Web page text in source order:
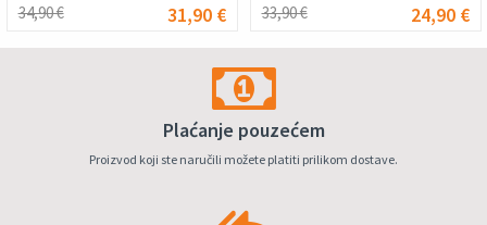
34,90 € 31,90 € 33,90 € 24,90 €
Plaćanje pouzećem
Proizvod koji ste naručili možete platiti prilikom dostave.